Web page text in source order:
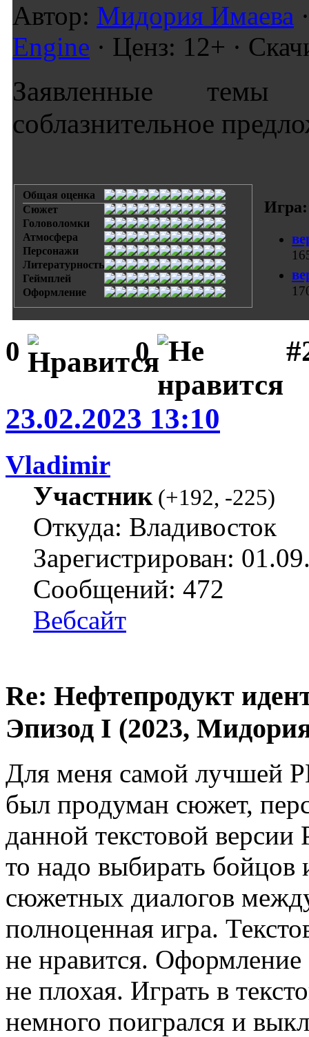
Автор: Мидория Имаева
Engine · Ценз: 12+ ·
Заявленные
соблазнительное
Общая оценка
Сюжет
Головоломки
Атмосфера
Персонажи
Литературность
Геймплей
Оформление
Игра:
0 0
23.02.2023 13:10
Vladimir
Участник(+192, -225)
Откуда: Владивосток
Зарегистрирован:
Сообщений: 472
Вебсайт
Re: Нефтепродукт
Эпизод I (2023,
Для меня самой лучшей
был продуман сюжет,
данной текстовой
то надо выбирать
сюжетных диалогов
полноценная игра.
не нравится. Оформление
не плохая. Играть в
немного поигрался и